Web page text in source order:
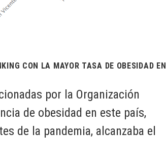
CON LA MAYOR TASA DE OBESIDAD EN
por la Organización
de obesidad en este país,
de la pandemia, alcanzaba el